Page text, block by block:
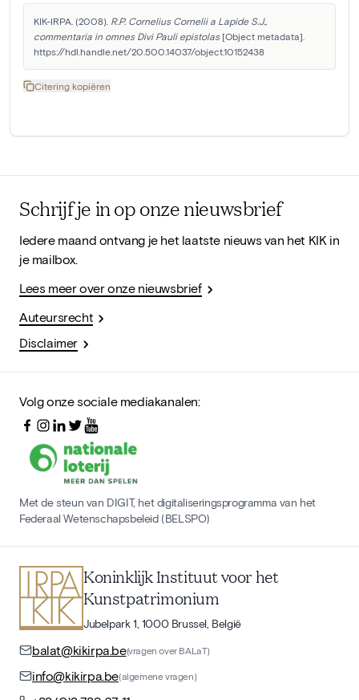
KIK-IRPA. (2008). R.P. Cornelius Cornelii a Lapide S.J.,
commentaria in omnes Divi Pauli epistolas [Object metadata].
https://hdl.handle.net/20.500.14037/object.10152438
Citering kopiëren
Schrijf je in op onze nieuwsbrief
Iedere maand ontvang je het laatste nieuws van het KIK in
je mailbox.
Lees meer over onze nieuwsbrief
Auteursrecht
Disclaimer
Volg onze sociale mediakanalen:
Met de steun van DIGIT, het digitaliseringsprogramma van het
Federaal Wetenschapsbeleid (BELSPO)
Koninklijk Instituut voor het
Kunstpatrimonium
Jubelpark 1, 1000 Brussel, België
balat@kikirpa.be(vragen over BALaT)
info@kikirpa.be(algemene vragen)